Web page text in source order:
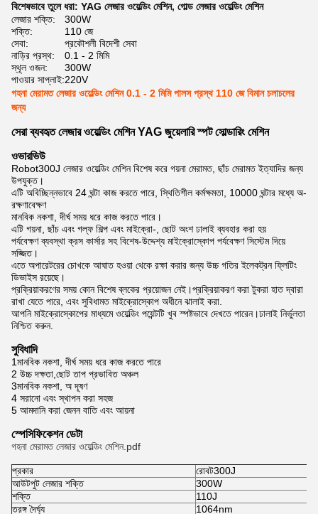
বিশেষভাবে তুলে ধরা: YAG লেজার ওয়েল্ডিং মেশিন, গোল্ড লেজার ওয়েল্ডিং মেশিন
লেজার শক্তি:
300W
শক্তি:
110 জে
সেবা:
প্রকৌশলী বিদেশী সেবা
নাড়ির প্রস্থ:
0.1 - 2 মিমি
স্থূল ওজন:
300W
পাওয়ার সাপ্লাই:220V
গহনা মেরামত লেজার ওয়েল্ডিং মেশিন 0.1 - 2 মিমি পালস প্রস্থ 110 জে বিমান চলাচলের
জন্য
সেরা ব্যবহৃত লেজার ওয়েল্ডিং মেশিন YAG জুয়েলারি স্পট সোল্ডারিং মেশিন
ওভারভিউ
Robot300J লেজার ওয়েল্ডিং মেশিন বিশেষ করে গয়না মেরামত, ছাঁচ মেরামত ইত্যাদির জন্য
উপযুক্ত।
এটি অবিচ্ছিন্নভাবে 24 ঘন্টা কাজ করতে পারে, স্থিতিশীল কর্মক্ষমতা, 10000 ঘন্টার মধ্যে অ-
রক্ষণাবেক্ষণ
মানবিক নকশা, দীর্ঘ সময় ধরে কাজ করতে পারে।
এটি গয়না, ছাঁচ এবং গল্ফ শিল্প এবং মাইক্রো-, ছোট অংশ ঢালাই ব্যবহার করা হয়
পর্যবেক্ষণ ব্যবস্থা ক্রস কার্সার সহ বিশেষ-উদ্দেশ্য মাইক্রোস্কোপ পর্যবেক্ষণ সিস্টেম দিয়ে
সজ্জিত।
এতে অপারেটরের চোখকে আঘাত হওয়া থেকে রক্ষা করার জন্য উচ্চ গতির ইলেকট্রন ফ্লিটিং
ডিভাইস রয়েছে।
প্রক্রিয়াকরণের সময় কোন বিশেষ ব্লকের প্রয়োজন নেই।প্রক্রিয়াকরণ করা টুকরা হাত দ্বারা
রাখা যেতে পারে, এবং সুবিধামত মাইক্রোস্কোপ অধীনে ঝালাই করা.
আপনি মাইক্রোস্কোপের মাধ্যমে ওয়েল্ডিং পয়েন্টটি খুব স্পষ্টভাবে দেখতে পারেন।ঢালাই নির্ভুলতা
নিশ্চিত করুন.
সুবিধাদি
1মানবিক নকশা, দীর্ঘ সময় ধরে কাজ করতে পারে
2 উচ্চ দক্ষতা, ছোট তাপ প্রভাবিত অঞ্চল
3মানবিক নকশা, অ দূষণ
4 সরানো এবং স্থাপন করা সহজ
5 আমদানি করা জেনন বাতি এবং আয়না
স্পেসিফিকেশন ডেটা
গহনা মেরামত লেজার ওয়েল্ডিং মেশিন.pdf
প্রকার
রোবট300J
আউটপুট লেজার শক্তি
300W
শক্তি
110J
তরঙ্গ দৈর্ঘ্য
1064nm